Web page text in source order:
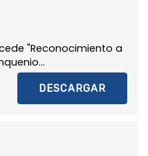
"Reconocimiento a
DESCARGAR